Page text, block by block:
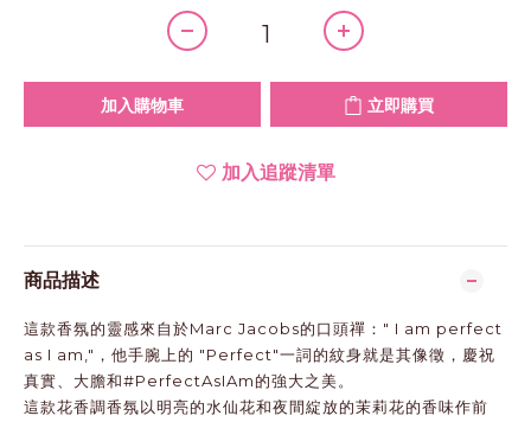
加入購物車 立即購買
加入追蹤清單
商品描述
這款香氛的靈感來自於Marc Jacobs的口頭禪：" I am perfect
as I am,"，他手腕上的 "Perfect"一詞的紋身就是其像徵，慶祝
真實、大膽和#PerfectAsIAm的強大之美。
這款花香調香氛以明亮的水仙花和夜間綻放的茉莉花的香味作前